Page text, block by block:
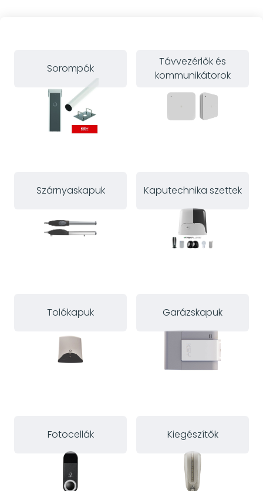
Sorompók
Távvezérlők és
kommunikátorok
Szárnyaskapuk Kaputechnika szettek
Tolókapuk Garázskapuk
Fotocellák Kiegészítők